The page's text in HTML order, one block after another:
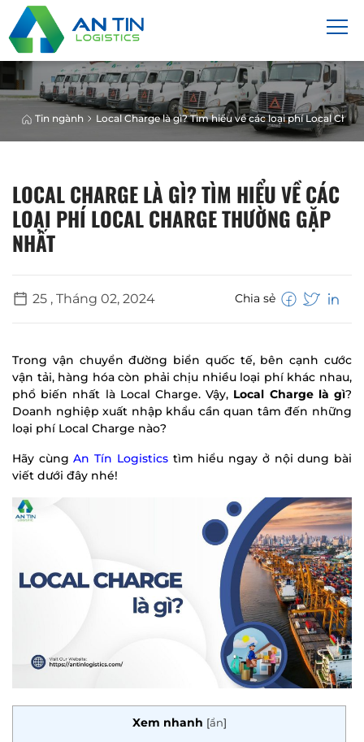
Tin ngành Local Charge là gì? Tìm hiểu về các loại phí Local
LOCAL CHARGE LÀ GÌ? TÌM HIỂU VỀ CÁC
LOẠI PHÍ LOCAL CHARGE THƯỜNG GẶP
NHẤT
25 , Tháng 02, 2024 Chia sẻ
Trong vận chuyển đường biển quốc tế, bên cạnh cước
vận tải, hàng hóa còn phải chịu nhiều loại phí khác nhau,
phổ biến nhất là Local Charge. Vậy, Local Charge là gì?
Doanh nghiệp xuất nhập khẩu cần quan tâm đến những
loại phí Local Charge nào?
Hãy cùngAn Tín Logisticstìm hiểu ngay ở nội dung bài
viết dưới đây nhé!
Xem nhanh [ẩn]